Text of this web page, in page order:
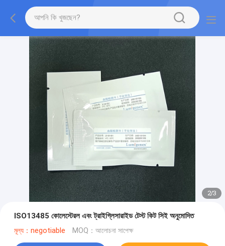
2/3
ISO13485 কোলেস্টেরল এবং ট্রাইগ্লিসারাইড টেস্ট কিট সিই অনুমোদিত
মূল্য：negotiable MOQ：আলোচনা সাপেক্ষ